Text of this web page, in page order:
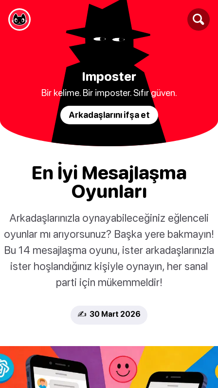
Imposter
Bir kelime. Bir imposter. Sıfır güven.
Arkadaşlarını ifşa et
En İyi Mesajlaşma
Oyunları
Arkadaşlarınızla oynayabileceğiniz eğlenceli
oyunlar mı arıyorsunuz? Başka yere bakmayın!
Bu 14 mesajlaşma oyunu, ister arkadaşlarınızla
ister hoşlandığınız kişiyle oynayın, her sanal
parti için mükemmeldir!
✍️ 30 Mart 2026